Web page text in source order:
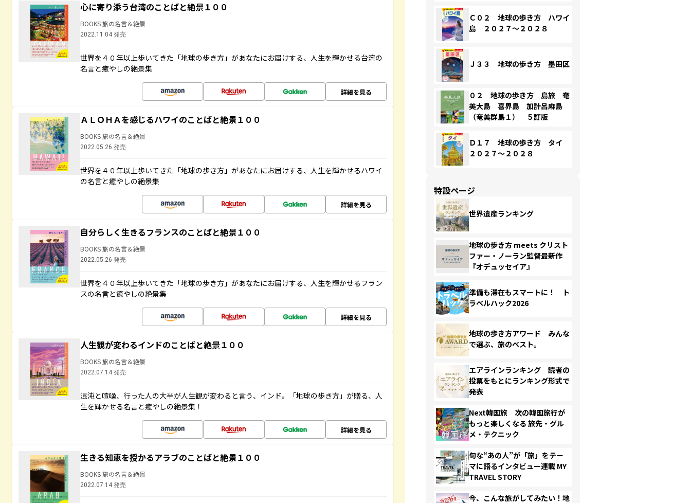
心に寄り添う台湾のことばと絶景１００
BOOKS 旅の名言＆絶景
2022.11.04 発売
世界を４０年以上歩いてきた「地球の歩き方」があなたにお届けする、人生を輝かせる台湾の
名言と癒やしの絶景集
詳細を見る
ＡＬＯＨＡを感じるハワイのことばと絶景１００
BOOKS 旅の名言＆絶景
2022.05.26 発売
世界を４０年以上歩いてきた「地球の歩き方」があなたにお届けする、人生を輝かせるハワイ
の名言と癒やしの絶景集
詳細を見る
自分らしく生きるフランスのことばと絶景１００
BOOKS 旅の名言＆絶景
2022.05.26 発売
世界を４０年以上歩いてきた「地球の歩き方」があなたにお届けする、人生を輝かせるフラン
スの名言と癒やしの絶景集
詳細を見る
人生観が変わるインドのことばと絶景１００
BOOKS 旅の名言＆絶景
2022.07.14 発売
混沌と喧噪、行った人の大半が人生観が変わると言う、インド。「地球の歩き方」が贈る、人
生を輝かせる名言と癒やしの絶景集！
詳細を見る
生きる知恵を授かるアラブのことばと絶景１００
BOOKS 旅の名言＆絶景
2022.07.14 発売
Ｃ０２ 地球の歩き方 ハワイ
島 ２０２７～２０２８
Ｊ３３ 地球の歩き方 墨田区
０２ 地球の歩き方 島旅 奄
美大島 喜界島 加計呂麻島
（奄美群島１） ５訂版
Ｄ１７ 地球の歩き方 タイ
２０２７～２０２８
特設ページ
世界遺産ランキング
地球の歩き方 meets クリスト
ファー・ノーラン監督最新作
『オデュッセイア』
準備も滞在もスマートに！ ト
ラベルハック2026
地球の歩き方アワード みんな
で選ぶ、旅のベスト。
エアラインランキング 読者の
投票をもとにランキング形式で
発表
Next韓国旅 次の韓国旅行が
もっと楽しくなる 旅先・グル
メ・テクニック
旬な“あの人”が「旅」をテー
マに語るインタビュー連載 MY
TRAVEL STORY
今、こんな旅がしてみたい！地